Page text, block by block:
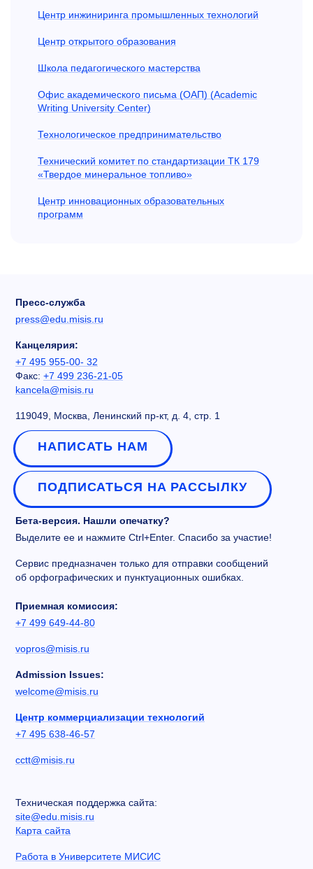
Центр инжиниринга промышленных технологий
Центр открытого образования
Школа педагогического мастерства
Офис академического письма (ОАП) (Academic
Writing University Center)
Технологическое предпринимательство
Технический комитет по стандартизации ТК 179
«Твердое минеральное топливо»
Центр инновационных образовательных
программ
Пресс-служба
press@edu.misis.ru
Канцелярия:
+7 495 955-00- 32
Факс: +7 499 236-21-05
kancela@misis.ru
119049, Москва, Ленинский пр-кт, д. 4, стр. 1
НАПИСАТЬ НАМ
ПОДПИСАТЬСЯ НА РАССЫЛКУ
Бета-версия. Нашли опечатку?
Выделите ее и нажмите Ctrl+Enter. Спасибо за участие!
Сервис предназначен только для отправки сообщений
об орфографических и пунктуационных ошибках.
Приемная комиссия:
+7 499 649-44-80
vopros@misis.ru
Admission Issues:
welcome@misis.ru
Центр коммерциализации технологий
+7 495 638-46-57
cctt@misis.ru
Техническая поддержка сайта:
site@edu.misis.ru
Карта сайта
Работа в Университете МИСИС